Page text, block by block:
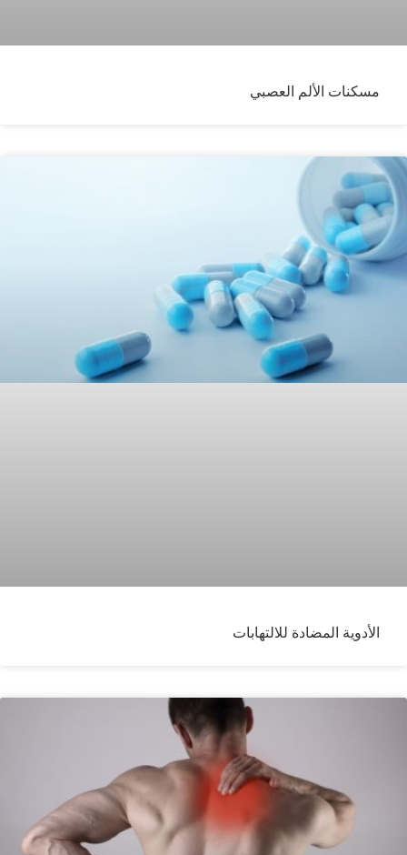
مسكنات الألم العصبي
الأدوية المضادة للالتهابات